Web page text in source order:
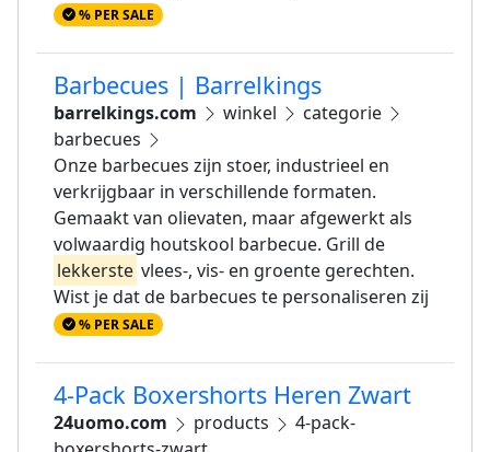
% PER SALE
Barbecues | Barrelkings
barrelkings.com winkel
categorie
barbecues
Onze barbecues zijn stoer, industrieel en
verkrijgbaar in verschillende formaten.
Gemaakt van olievaten, maar afgewerkt als
volwaardig houtskool barbecue. Grill de
lekkerste vlees-, vis- en groente gerechten.
Wist je dat de barbecues te personaliseren zij
% PER SALE
4-Pack Boxershorts Heren Zwart
24uomo.com products
4-pack-